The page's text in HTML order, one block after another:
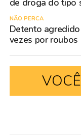
de droga do tipo
NÃO PERCA
Detento
vezes por roubos